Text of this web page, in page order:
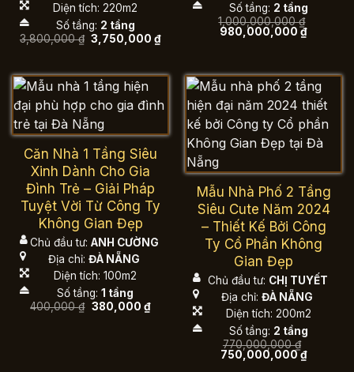
Diện tích: 220m2
Số tầng: 2 tầng
3,800,000₫ Giá
gốc
3,750,000₫Giá
3,750,000 ₫.
Số tầng: 2 tầng
1,000,000,000₫
Giá
980,000,000₫Giá
Căn Nhà 1 Tầng Siêu
Xinh Dành Cho Gia
Đình Trẻ – Giải Pháp
Tuyệt Vời Từ Công Ty
Không Gian Đẹp
Chủ đầu tư: ANH CƯỜNG
Địa chỉ: ĐÀ NẴNG
Diện tích: 100m2
Số tầng: 1 tầng
400,000₫ Giá
380,000 ₫Giá
hiện
Mẫu Nhà Phố 2 Tầng
Siêu Cute Năm 2024
– Thiết Kế Bởi Công
Ty Cổ Phần Không
Gian Đẹp
Chủ đầu tư: CHỊ TUYẾT
Địa chỉ: ĐÀ NẴNG
Diện tích: 200m2
Số tầng: 2 tầng
770,000,000₫
Giá
750,000,000₫Giá
hiện